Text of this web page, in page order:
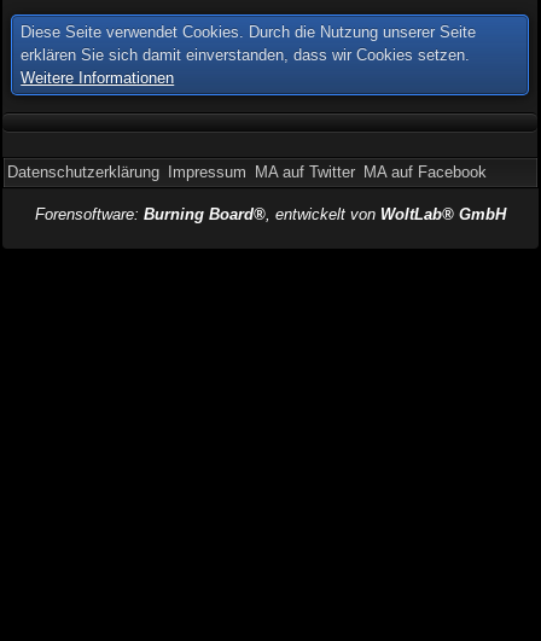
Diese Seite verwendet Cookies. Durch die Nutzung unserer Seite
erklären Sie sich damit einverstanden, dass wir Cookies setzen.
Weitere Informationen
Datenschutzerklärung Impressum MA auf Twitter MA auf Facebook
Forensoftware: Burning Board®, entwickelt von WoltLab® GmbH